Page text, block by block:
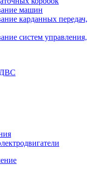
машин
карданных передач,
систем управления,
ДВС